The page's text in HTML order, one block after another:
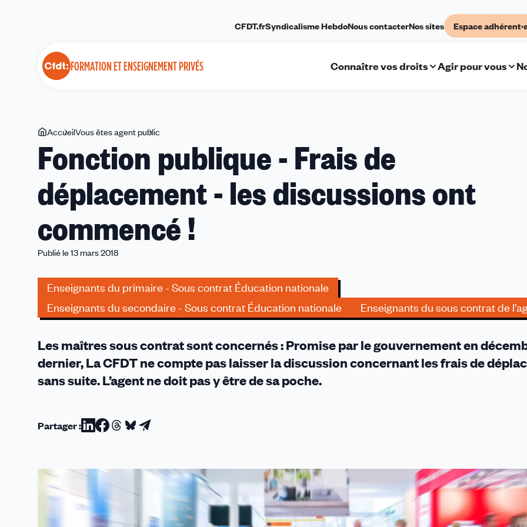
FORMATION ET ENSEIGNEMENT PRIVÉS
CFDT.frSyndicalisme HebdoNous contacterNos sites Espace
Connaître vos droits Agir pour vous
Vous
êtes
ici
AccueilVous êtes agent public
publique
de
-
les
commencé
!
Fonction publique - Frais de
déplacement - les discussions ont
commencé !
Publié le 13 mars 2018
Enseignants du primaire - Sous contrat Éducation nationale
Enseignants du secondaire - Sous contrat Éducation nationale
Enseignants du sous contrat de
Les maîtres sous contrat sont concernés : Promise par le gouvernement en
dernier, La CFDT ne compte pas laisser la discussion concernant les frais de
sans suite. L’agent ne doit pas y être de sa poche.
Partager :Partager
Linkedin
Partager
Facebook
Partager
Threads
Partager
Bluesky
Partager
email